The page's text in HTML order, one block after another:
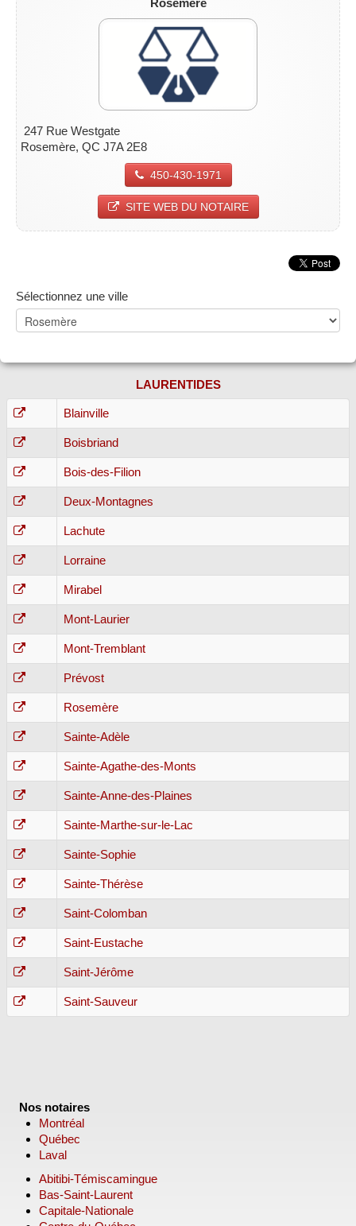
Rosemère
247 Rue Westgate
Rosemère, QC J7A 2E8
450-430-1971
SITE WEB DU NOTAIRE
Sélectionnez une ville
LAURENTIDES
Blainville
Boisbriand
Bois-des-Filion
Deux-Montagnes
Lachute
Lorraine
Mirabel
Mont-Laurier
Mont-Tremblant
Prévost
Rosemère
Sainte-Adèle
Sainte-Agathe-des-Monts
Sainte-Anne-des-Plaines
Sainte-Marthe-sur-le-Lac
Sainte-Sophie
Sainte-Thérèse
Saint-Colomban
Saint-Eustache
Saint-Jérôme
Saint-Sauveur
Nos notaires
Montréal
Québec
Laval
Abitibi-Témiscamingue
Bas-Saint-Laurent
Capitale-Nationale